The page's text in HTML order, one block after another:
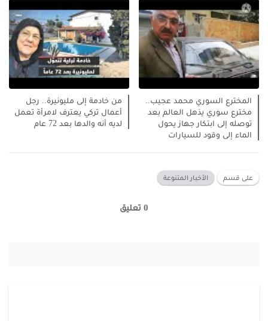
المخترع السوري محمد عجيب..
مخترع سوري يذهل العالم بعد
توصله إلى ابتكار جهاز يحول
الماء إلى وقود للسيارات
من خادمة إلى مليونيرة.. رجل
أعمال تركي يعترف لامرأة تعمل
لديه أنه والدها بعد 72 عام
على قسم الأخبار المتنوعة
0 تعليق